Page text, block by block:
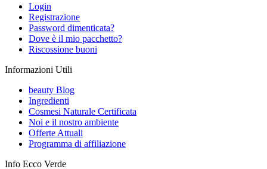
Login
Registrazione
Password dimenticata?
Dove è il mio pacchetto?
Riscossione buoni
Informazioni Utili
beauty Blog
Ingredienti
Cosmesi Naturale Certificata
Noi e il nostro ambiente
Offerte Attuali
Programma di affiliazione
Info Ecco Verde